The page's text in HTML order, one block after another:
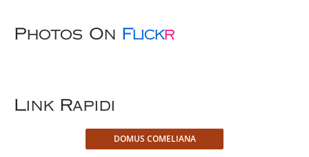
Photos On FlickR
Link Rapidi
DOMUS COMELIANA